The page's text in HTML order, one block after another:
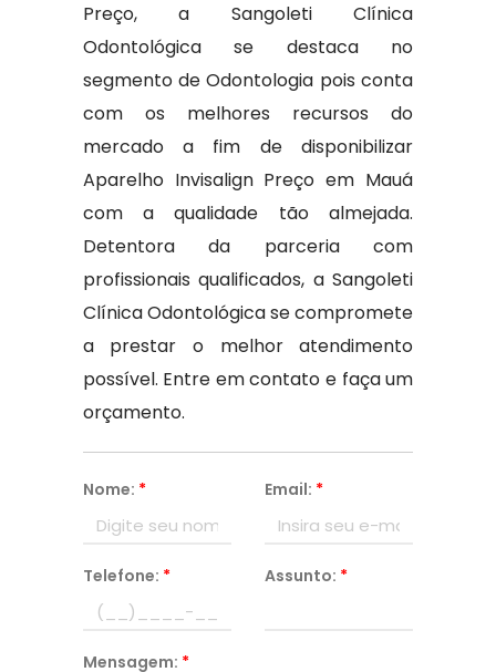
Preço, a Sangoleti Clínica
Odontológica se destaca no
segmento de Odontologia pois conta
com os melhores recursos do
mercado a fim de disponibilizar
Aparelho Invisalign Preço em Mauá
com a qualidade tão almejada.
Detentora da parceria com
profissionais qualificados, a Sangoleti
Clínica Odontológica se compromete
a prestar o melhor atendimento
possível. Entre em contato e faça um
orçamento.
Nome: * Email: *
Telefone: * Assunto: *
Mensagem: *